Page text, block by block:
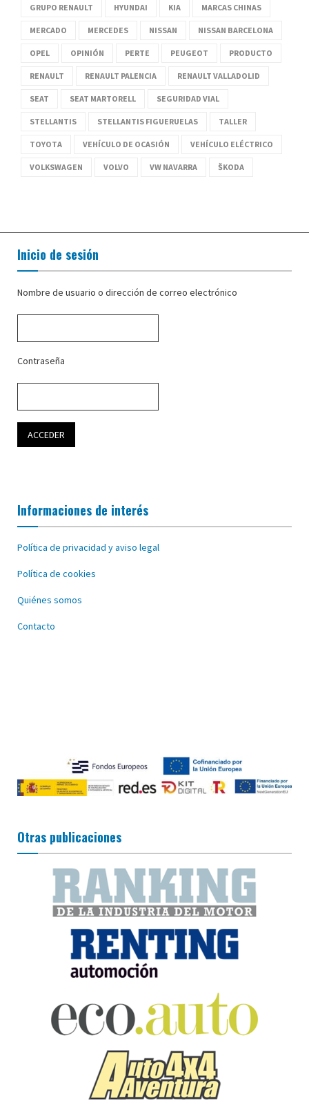
GRUPO RENAULT HYUNDAI KIA MARCAS CHINAS
MERCADO MERCEDES NISSAN NISSAN BARCELONA
OPEL OPINIÓN PERTE PEUGEOT PRODUCTO
RENAULT RENAULT PALENCIA RENAULT VALLADOLID
SEAT SEAT MARTORELL SEGURIDAD VIAL
STELLANTIS STELLANTIS FIGUERUELAS TALLER
TOYOTA VEHÍCULO DE OCASIÓN VEHÍCULO ELÉCTRICO
VOLKSWAGEN VOLVO VW NAVARRA ŠKODA
Inicio de sesión
Nombre de usuario o dirección de correo electrónico
Contraseña
Informaciones de interés
Política de privacidad y aviso legal
Política de cookies
Quiénes somos
Contacto
Otras publicaciones